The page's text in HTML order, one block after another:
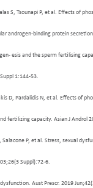
S, Tsounapi P, et al. Effects of
androgen-binding protein
esis and the sperm fertilising
1:144-53.
D, Pardalidis N, et al. Effects of
fertilizing capacity. Asian J Androl
Salacone P, et al. Stress, sexual
Suppl):72-6.
Aust Prescr. 2019